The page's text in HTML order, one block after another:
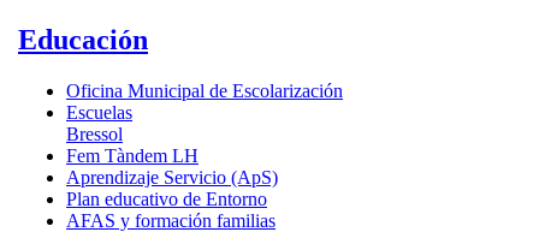
Educación
Oficina Municipal de Escolarización
Escuelas
Bressol
Fem Tàndem LH
Aprendizaje Servicio (ApS)
Plan educativo de Entorno
AFAS y formación familias